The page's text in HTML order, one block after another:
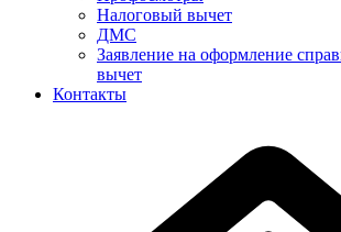
Налоговый вычет
ДМС
Заявление на оформление
вычет
Контакты